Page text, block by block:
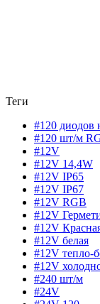
Теги
#120 диодов
#120 шт/м
#12V
#12V 14,4W
#12V IP65
#12V IP67
#12V RGB
#12V
#12V
#12V белая
#12V тепло-
#12V
#240 шт/м
#24V